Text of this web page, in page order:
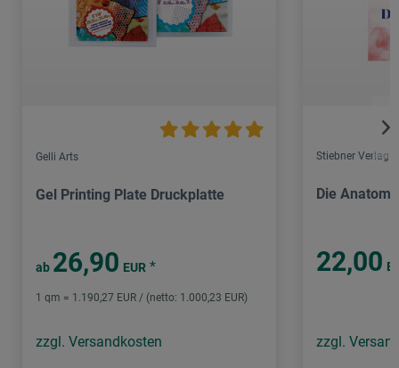
Gelli Arts
Gel Printing Plate Druckplatte
ab 26,90 EUR *
1 qm = 1.190,27 EUR / (netto: 1.000,23 EUR)
zzgl. Versandkosten
Stiebner Verlag
Die
22,00
zzgl.